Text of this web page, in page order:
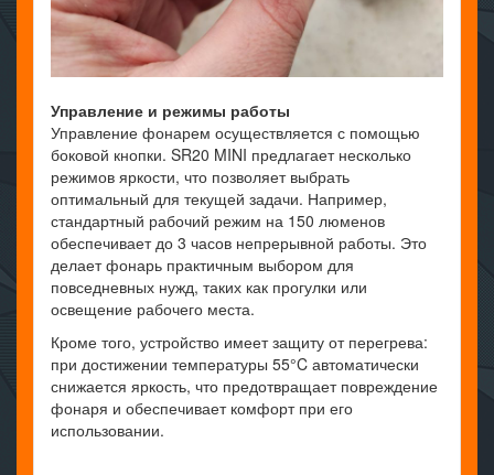
Управление и режимы работы
Управление фонарем осуществляется с помощью
боковой кнопки. SR20 MINI предлагает несколько
режимов яркости, что позволяет выбрать
оптимальный для текущей задачи. Например,
стандартный рабочий режим на 150 люменов
обеспечивает до 3 часов непрерывной работы. Это
делает фонарь практичным выбором для
повседневных нужд, таких как прогулки или
освещение рабочего места.
Кроме того, устройство имеет защиту от перегрева:
при достижении температуры 55°C автоматически
снижается яркость, что предотвращает повреждение
фонаря и обеспечивает комфорт при его
использовании.